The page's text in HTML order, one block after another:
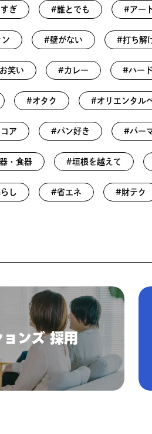
ぎ #誰とでも #アー
#壁がない #打ち解
笑い #カレー #ハー
#オタク #オリエンタル
ア #パン好き #パー
・食器 #垣根を越えて
し #省エネ #財テク
ンズ 採用